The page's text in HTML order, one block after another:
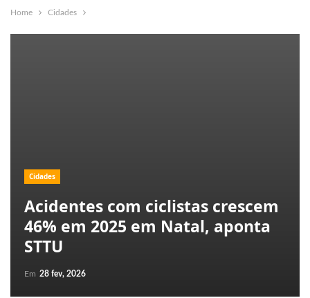
Home Cidades
Cidades
Acidentes com ciclistas crescem
46% em 2025 em Natal, aponta
STTU
Em 28 fev, 2026